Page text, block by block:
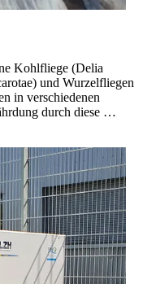
Kohlfliege (Delia
und Wurzelfliegen
in verschiedenen
durch diese …